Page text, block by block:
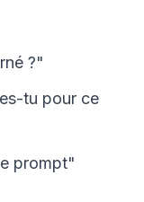
?"
tu pour ce
prompt"